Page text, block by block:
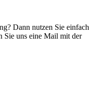
Dann nutzen Sie einfach
Sie uns eine Mail mit der